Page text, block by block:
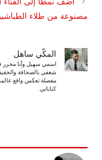
مصنوعة من طلاء الطباشير
المكّي ساهل
اسمي سهيل وأنا محرر
شغفي بالصحافة
مفصلة تعكس واقع
كتاباتي.